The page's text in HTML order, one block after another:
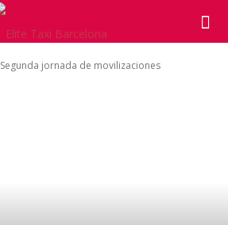
Segunda jornada de movilizaciones